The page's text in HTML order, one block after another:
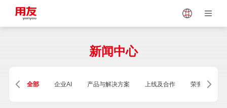
Vietnam
Singapore Malaysia
新闻中心
全部 企业AI 产品与解决方案 上线及合作 荣誉及资质